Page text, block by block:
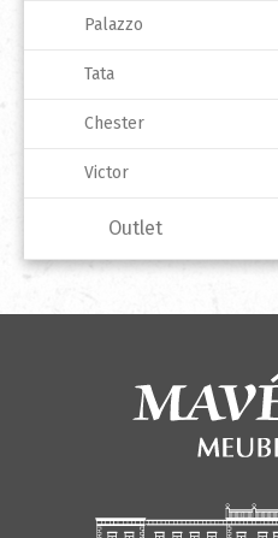
Palazzo
Tata
Chester
Victor
Outlet